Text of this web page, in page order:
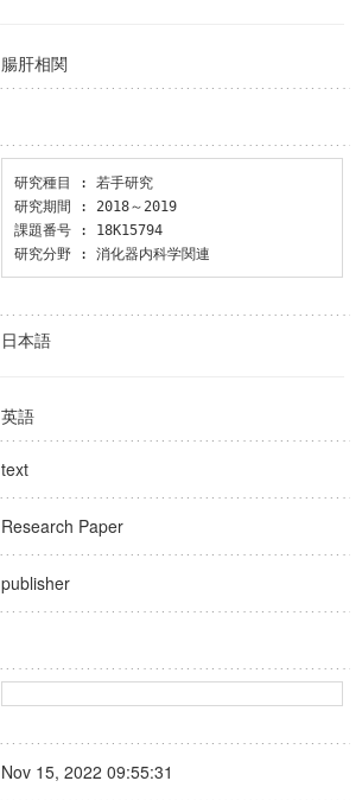
腸肝相関
研究種目 : 若手研究
研究期間 : 2018～2019
課題番号 : 18K15794
研究分野 : 消化器内科学関連
日本語
英語
text
Research Paper
publisher
Nov 15, 2022 09:55:31